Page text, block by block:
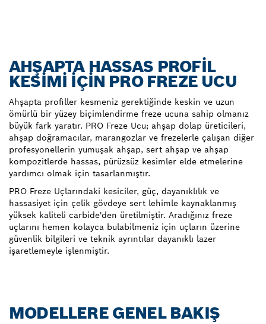
AHŞAPTA HASSAS PROFIL
KESIMI IÇIN PRO FREZE UCU
Ahşapta profiller kesmeniz gerektiğinde keskin ve uzun
ömürlü bir yüzey biçimlendirme freze ucuna sahip olmanız
büyük fark yaratır. PRO Freze Ucu; ahşap dolap üreticileri,
ahşap doğramacılar, marangozlar ve frezelerle çalışan diğer
profesyonellerin yumuşak ahşap, sert ahşap ve ahşap
kompozitlerde hassas, pürüzsüz kesimler elde etmelerine
yardımcı olmak için tasarlanmıştır.
PRO Freze Uçlarındaki kesiciler, güç, dayanıklılık ve
hassasiyet için çelik gövdeye sert lehimle kaynaklanmış
yüksek kaliteli carbide'den üretilmiştir. Aradığınız freze
uçlarını hemen kolayca bulabilmeniz için uçların üzerine
güvenlik bilgileri ve teknik ayrıntılar dayanıklı lazer
işaretlemeyle işlenmiştir.
MODELLERE GENEL BAKIŞ